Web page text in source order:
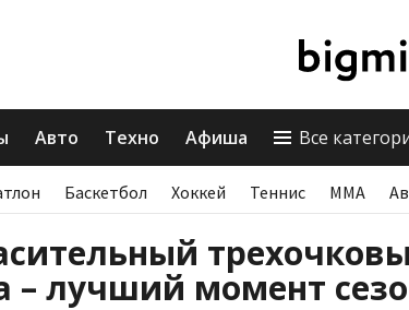
Авто Техно Афиша Все
Баскетбол Хоккей Теннис ММА
– лучший момент